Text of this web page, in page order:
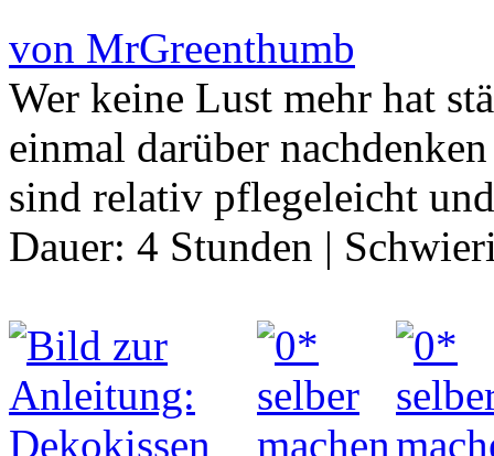
von MrGreenthumb
Wer keine Lust mehr hat
einmal darüber
sind relativ pflegeleicht
Dauer: 4 Stunden |